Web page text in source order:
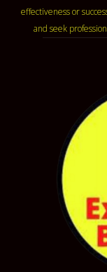
effectiveness or
and seek